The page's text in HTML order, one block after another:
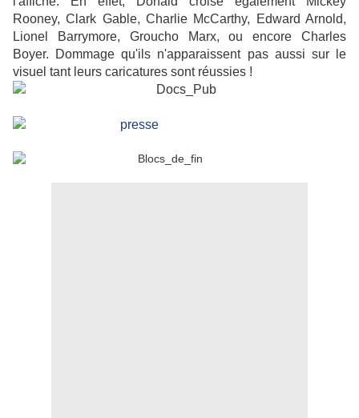
Rooney, Clark Gable, Charlie McCarthy, Edward Arnold,
Lionel Barrymore, Groucho Marx, ou encore Charles
Boyer. Dommage qu'ils n'apparaissent pas aussi sur le
visuel tant leurs caricatures sont réussies !